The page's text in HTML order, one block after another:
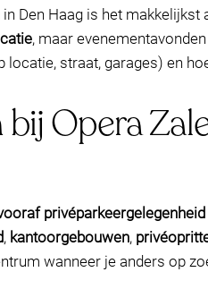
in Den Haag is het
, maar
locatie, straat, garages) en
bij Opera
, kantoorgebouwen,
wanneer je anders op